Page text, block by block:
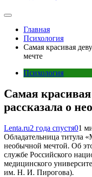
Главная
Психология
Самая красивая
мечте
Психология
Самая
рассказала о
Lenta.ru2 года спустя01
Обладательница титула
необычной мечтой. Об
службе Российского
медицинского
им. Н. И. Пирогова).